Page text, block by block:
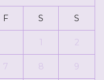
F S S
1 2
7 8 9